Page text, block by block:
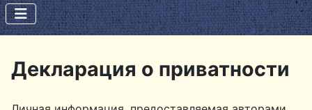
Декларация о приватности